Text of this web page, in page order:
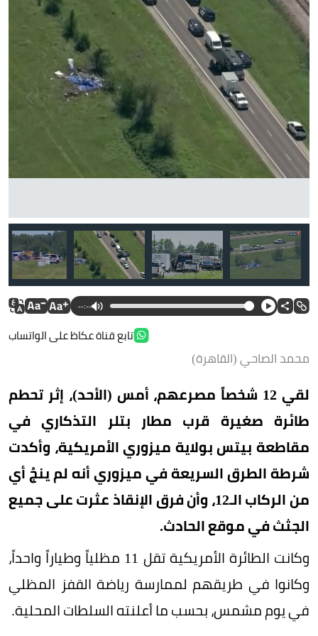
--:--
تابع قناة عكاظ على الواتساب
محمد الصاحي (القاهرة)
لقي 12 شخصاً مصرعهم، أمس (الأحد)، إثر تحطم
طائرة صغيرة قرب مطار بتلر التذكاري في
مقاطعة بيتس بولاية ميزوري الأمريكية، وأكدت
شرطة الطرق السريعة في ميزوري أنه لم ينجُ أي
من الركاب الـ12، وأن فرق الإنقاذ عثرت على جميع
الجثث في موقع الحادث.
وكانت الطائرة الأمريكية تقل 11 مظلياً وطياراً واحداً،
وكانوا في طريقهم لممارسة رياضة القفز المظلي
في يوم مشمس، بحسب ما أعلنته السلطات المحلية.